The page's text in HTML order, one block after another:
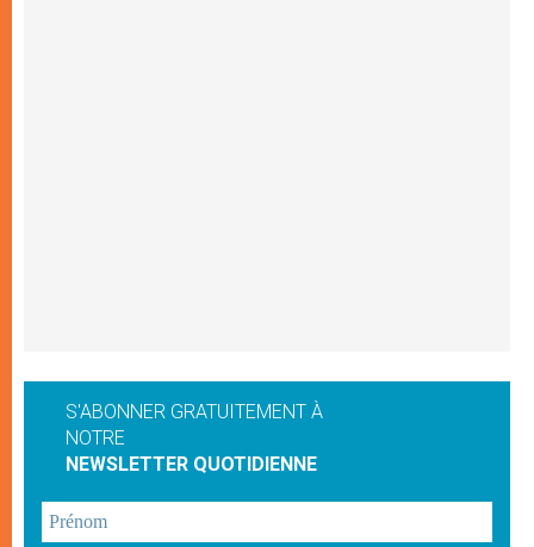
S'ABONNER GRATUITEMENT À
NOTRE
NEWSLETTER QUOTIDIENNE